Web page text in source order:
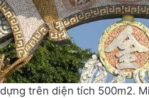
trên diện tích 500m2.